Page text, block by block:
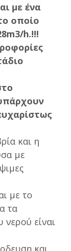
με ένα
οποίο
h.!!!
και η
με
με το
τα
νερού είναι
και